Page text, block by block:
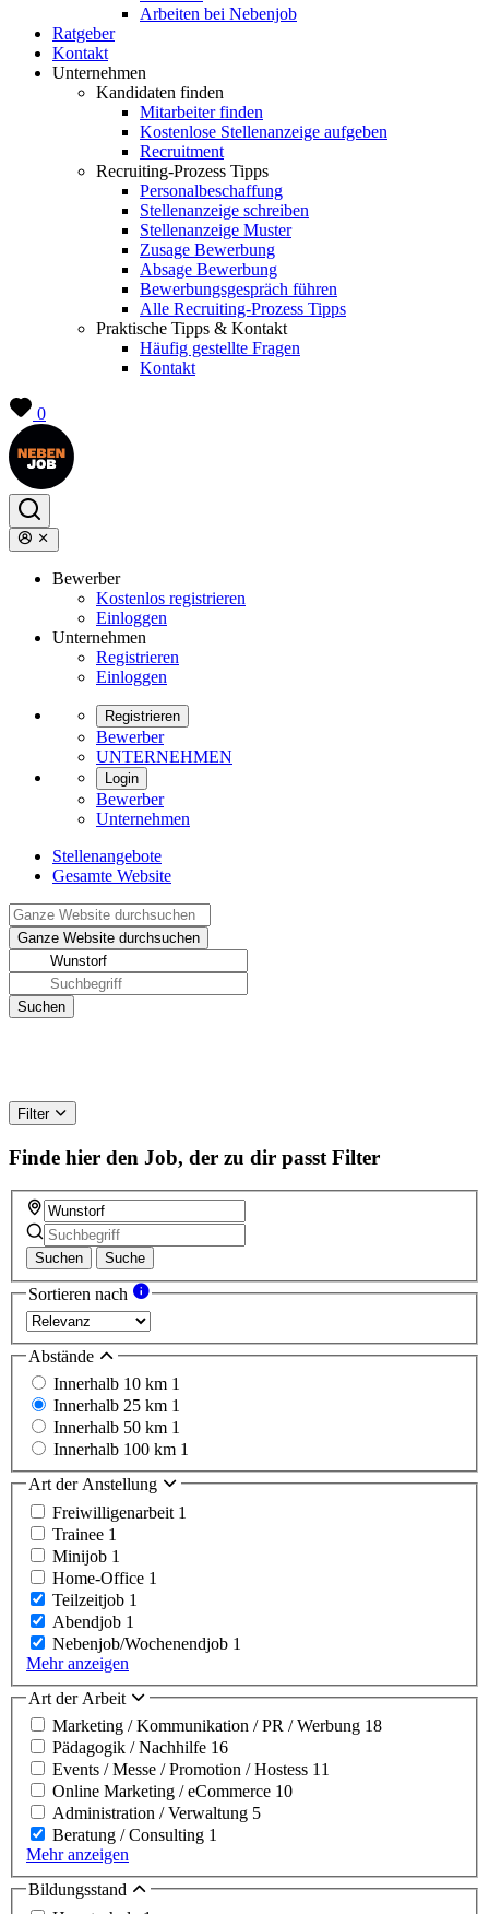
Arbeiten bei Nebenjob
Ratgeber
Kontakt
Unternehmen
Kandidaten finden
Mitarbeiter finden
Kostenlose Stellenanzeige aufgeben
Recruitment
Recruiting-Prozess Tipps
Personalbeschaffung
Stellenanzeige schreiben
Stellenanzeige Muster
Zusage Bewerbung
Absage Bewerbung
Bewerbungsgespräch führen
Alle Recruiting-Prozess Tipps
Praktische Tipps & Kontakt
Häufig gestellte Fragen
Kontakt
0
Bewerber
Kostenlos registrieren
Einloggen
Unternehmen
Registrieren
Einloggen
Registrieren
Bewerber
UNTERNEHMEN
Login
Bewerber
Unternehmen
Stellenangebote
Gesamte Website
Filter
Finde hier den Job, der zu dir passt Filter
Suchen Suche
Sortieren nach
Abstände
Innerhalb 10 km 1
Innerhalb 25 km 1
Innerhalb 50 km 1
Innerhalb 100 km 1
Art der Anstellung
Freiwilligenarbeit 1
Trainee 1
Minijob 1
Home-Office 1
Teilzeitjob 1
Abendjob 1
Nebenjob/Wochenendjob 1
Mehr anzeigen
Art der Arbeit
Marketing / Kommunikation / PR / Werbung 18
Pädagogik / Nachhilfe 16
Events / Messe / Promotion / Hostess 11
Online Marketing / eCommerce 10
Administration / Verwaltung 5
Beratung / Consulting 1
Mehr anzeigen
Bildungsstand